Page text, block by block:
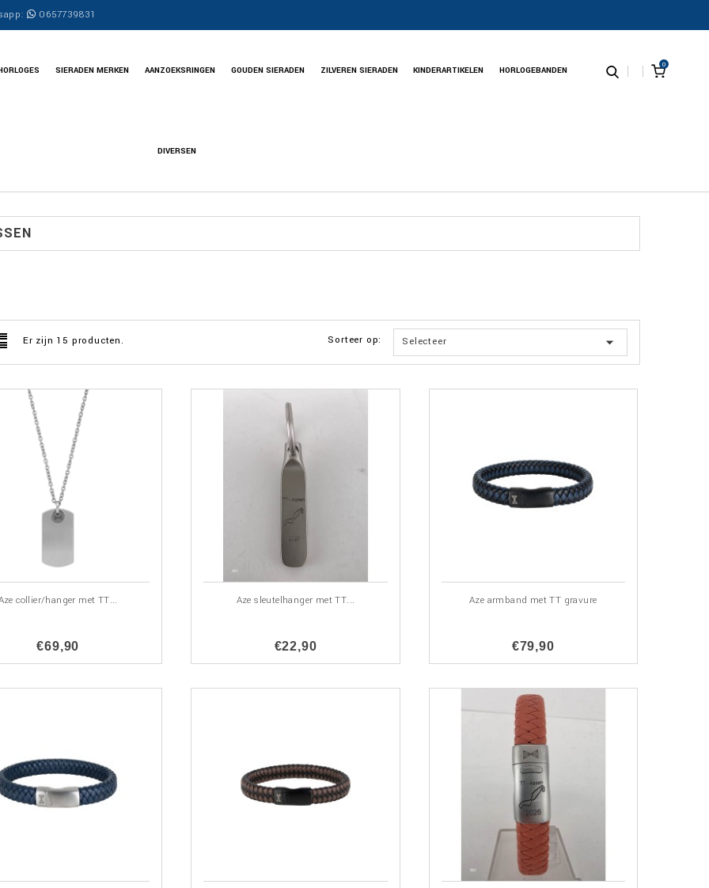
0657739831
0
SIERADEN MERKEN AANZOEKSRINGEN GOUDEN SIERADEN ZILVEREN SIERADEN KINDERARTIKELEN HORLOGEBANDEN
DIVERSEN
Er zijn 15 producten. Sorteer op: Selecteer 
collier/hanger met TT...
€69,90
Aze sleutelhanger met TT...
€22,90
Aze armband met TT gravure
€79,90